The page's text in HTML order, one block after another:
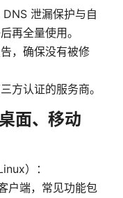
泄漏保护与自
再全量使用。
，确保没有被修
方认证的服务商。
面、移动
）：
户端，常见功能包